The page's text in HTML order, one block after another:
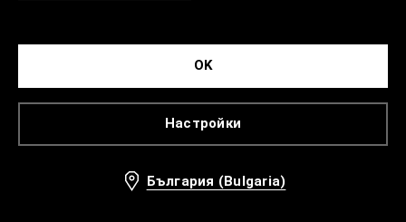
Настройки
OK
България (Bulgaria)